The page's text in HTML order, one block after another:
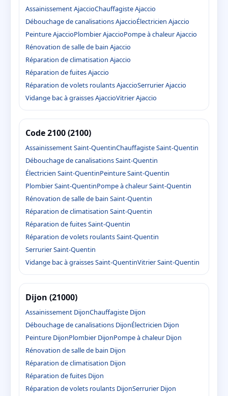
Assainissement AjaccioChauffagiste Ajaccio
Débouchage de canalisations AjaccioÉlectricien Ajaccio
Peinture AjaccioPlombier AjaccioPompe à chaleur Ajaccio
Rénovation de salle de bain Ajaccio
Réparation de climatisation Ajaccio
Réparation de fuites Ajaccio
Réparation de volets roulants AjaccioSerrurier Ajaccio
Vidange bac à graisses AjaccioVitrier Ajaccio
Code 2100 (2100)
Assainissement Saint-QuentinChauffagiste Saint-Quentin
Débouchage de canalisations Saint-Quentin
Électricien Saint-QuentinPeinture Saint-Quentin
Plombier Saint-QuentinPompe à chaleur Saint-Quentin
Rénovation de salle de bain Saint-Quentin
Réparation de climatisation Saint-Quentin
Réparation de fuites Saint-Quentin
Réparation de volets roulants Saint-Quentin
Serrurier Saint-Quentin
Vidange bac à graisses Saint-QuentinVitrier Saint-Quentin
Dijon (21000)
Assainissement DijonChauffagiste Dijon
Débouchage de canalisations DijonÉlectricien Dijon
Peinture DijonPlombier DijonPompe à chaleur Dijon
Rénovation de salle de bain Dijon
Réparation de climatisation Dijon
Réparation de fuites Dijon
Réparation de volets roulants DijonSerrurier Dijon